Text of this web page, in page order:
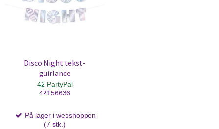
Disco Night tekst-
guirlande
42 PartyPal
42156636
På lager i webshoppen
(7 stk.)